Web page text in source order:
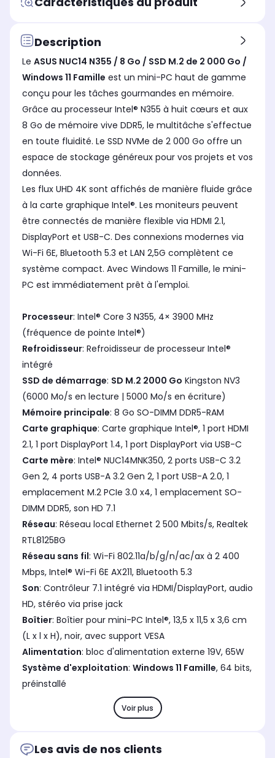
-
Intel Core i3
Fréquence du processeur (en
GHz)
3.3
Nombres de coeurs du
processeur
8
SSD 2 To
Intel UHD Graphics
Fréquence du processeur (en
GHz)
3.4
Nombres de coeurs du
processeur
4
SSD 1 To
Description
Le ASUS NUC14 N355 / 8 Go / SSD M.2 de 2 000 Go /
Windows 11 Famille est un mini-PC haut de gamme
conçu pour les tâches gourmandes en mémoire.
Grâce au processeur Intel® N355 à huit cœurs et aux
8 Go de mémoire vive DDR5, le multitâche s'effectue
en toute fluidité. Le SSD NVMe de 2 000 Go offre un
espace de stockage généreux pour vos projets et vos
données.
Les flux UHD 4K sont affichés de manière fluide grâce
à la carte graphique Intel®. Les moniteurs peuvent
être connectés de manière flexible via HDMI 2.1,
DisplayPort et USB-C. Des connexions modernes via
Wi-Fi 6E, Bluetooth 5.3 et LAN 2,5G complètent ce
système compact. Avec Windows 11 Famille, le mini-
PC est immédiatement prêt à l'emploi.
Processeur: Intel® Core 3 N355, 4× 3900 MHz
(fréquence de pointe Intel®)
Refroidisseur: Refroidisseur de processeur Intel®
intégré
SSD de démarrage: SD M.2 2000 Go Kingston NV3
(6000 Mo/s en lecture | 5000 Mo/s en écriture)
Mémoire principale: 8 Go SO-DIMM DDR5-RAM
Carte graphique: Carte graphique Intel®, 1 port HDMI
2.1, 1 port DisplayPort 1.4, 1 port DisplayPort via USB-C
Carte mère: Intel® NUC14MNK350, 2 ports USB-C 3.2
Gen 2, 4 ports USB-A 3.2 Gen 2, 1 port USB-A 2.0, 1
emplacement M.2 PCIe 3.0 x4, 1 emplacement SO-
DIMM DDR5, son HD 7.1
Réseau: Réseau local Ethernet 2 500 Mbits/s, Realtek
RTL8125BG
Réseau sans fil: Wi-Fi 802.11a/b/g/n/ac/ax à 2 400
Mbps, Intel® Wi-Fi 6E AX211, Bluetooth 5.3
Son: Contrôleur 7.1 intégré via HDMI/DisplayPort, audio
HD, stéréo via prise jack
Boîtier: Boîtier pour mini-PC Intel®, 13,5 x 11,5 x 3,6 cm
(L x l x H), noir, avec support VESA
Alimentation: bloc d'alimentation externe 19V, 65W
Système d'exploitation: Windows 11 Famille, 64 bits,
préinstallé
Voir plus
Les avis de nos clients